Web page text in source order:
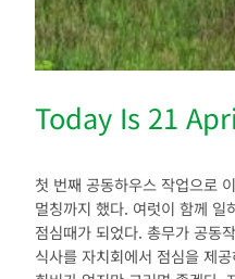
Today Is 21
첫 번째 공동하우스 작업으로
멀칭까지 했다. 여럿이 함께 일
점심때가 되었다. 총무가 공동
식사를 자치회에서 점심을 제